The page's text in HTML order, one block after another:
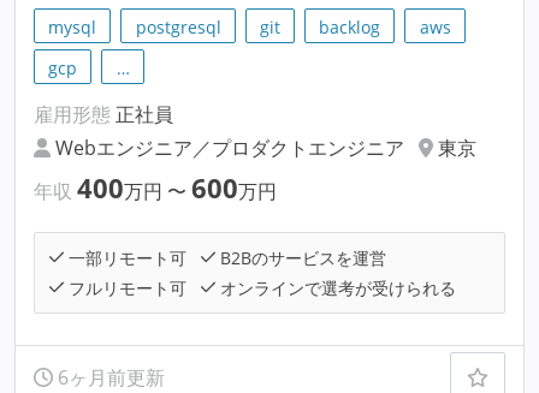
mysql postgresql git backlog
aws
gcp
…
雇用形態 正社員
Webエンジニア／プロダクトエンジニア
東京
年収 400万円 〜 600万円
一部リモート可
B2Bのサービスを運営
フルリモート可
オンラインで選考が受けられる
6ヶ月前更新